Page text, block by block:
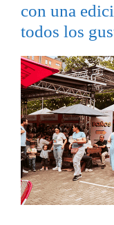
con una
todos los